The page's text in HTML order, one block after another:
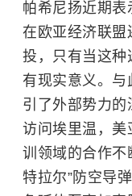
帕希尼扬近期表
在欧亚经济联盟
投，只有当这种
有现实意义。与
引了外部势力
访问埃里温，美
训领域的合作不
特拉尔”防空导